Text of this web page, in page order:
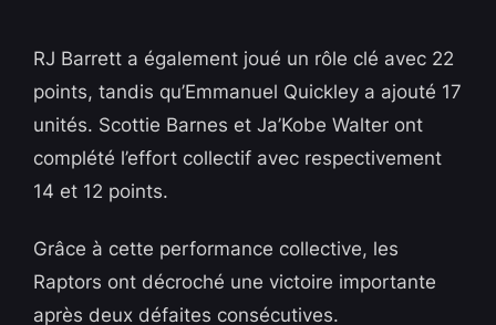
RJ Barrett a également joué un rôle clé avec 22
points, tandis qu’Emmanuel Quickley a ajouté 17
unités. Scottie Barnes et Ja’Kobe Walter ont
complété l’effort collectif avec respectivement
14 et 12 points.
Grâce à cette performance collective, les
Raptors ont décroché une victoire importante
après deux défaites consécutives.